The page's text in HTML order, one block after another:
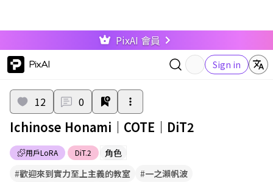
PixAI 會員
PixAI Sign in
用戶LoRA DiT.2 角色
12 0
Ichinose Honami｜COTE｜DiT2
#歡迎來到實力至上主義的教室 #一之瀨帆波